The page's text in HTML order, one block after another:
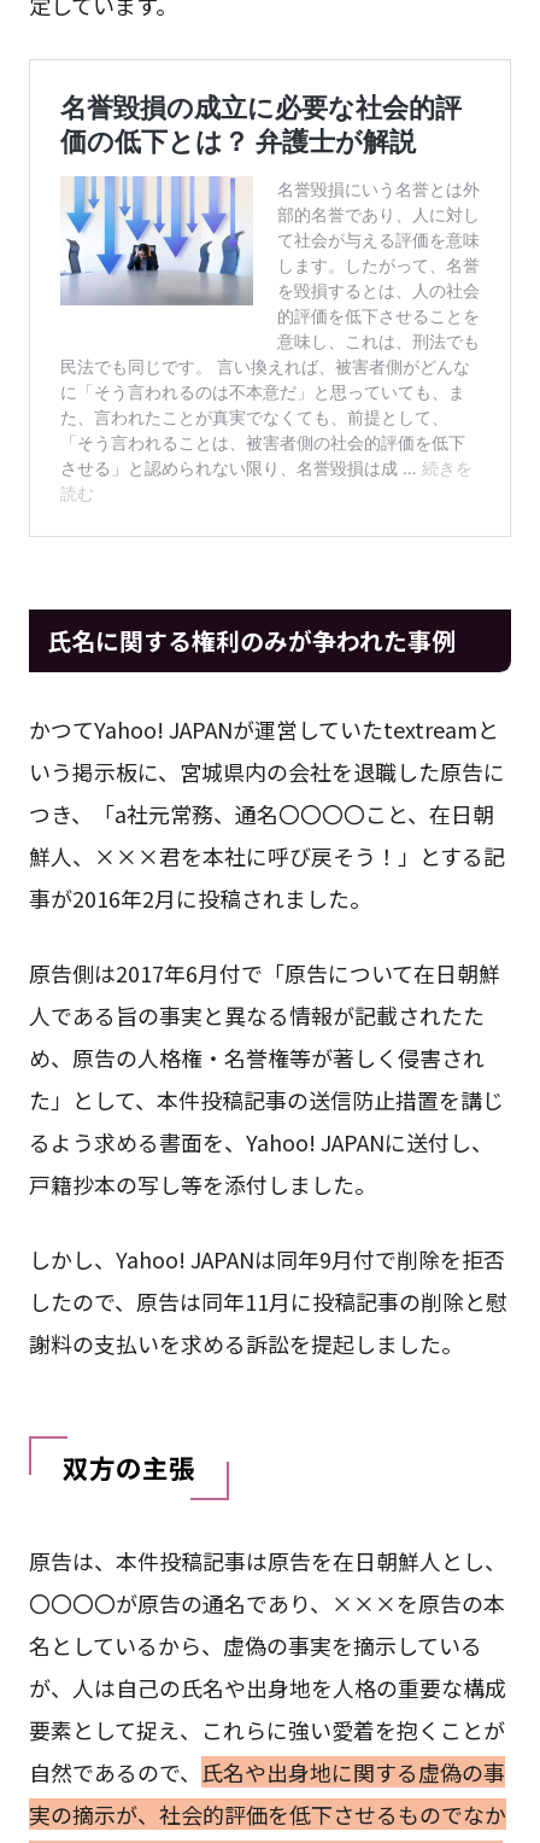
氏名に関する権利のみが争われた事例
かつてYahoo! JAPANが運営していたtextreamと
いう掲示板に、宮城県内の会社を退職した原告に
つき、「a社元常務、通名〇〇〇〇こと、在日朝
鮮人、×××君を本社に呼び戻そう！」とする記
事が2016年2月に投稿されました。
原告側は2017年6月付で「原告について在日朝鮮
人である旨の事実と異なる情報が記載されたた
め、原告の人格権・名誉権等が著しく侵害され
た」として、本件投稿記事の送信防止措置を講じ
るよう求める書面を、Yahoo! JAPANに送付し、
戸籍抄本の写し等を添付しました。
しかし、Yahoo! JAPANは同年9月付で削除を拒否
したので、原告は同年11月に投稿記事の削除と慰
謝料の支払いを求める訴訟を提起しました。
双方の主張
原告は、本件投稿記事は原告を在日朝鮮人とし、
〇〇〇〇が原告の通名であり、×××を原告の本
名としているから、虚偽の事実を摘示している
が、人は自己の氏名や出身地を人格の重要な構成
要素として捉え、これらに強い愛着を抱くことが
自然であるので、
氏名や出身地に関する虚偽の事
実の摘示が、社会的評価を低下させるものでなか